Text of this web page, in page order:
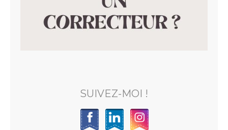
SUIVEZ-MOI !